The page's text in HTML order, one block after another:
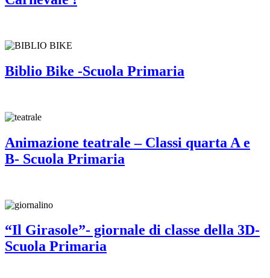
Biblio Bike -Scuola Primaria
Animazione teatrale – Classi quarta A e
B- Scuola Primaria
“Il Girasole”- giornale di classe della 3D-
Scuola Primaria